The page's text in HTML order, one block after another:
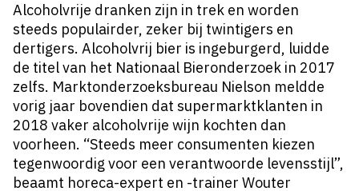
Alcoholvrije dranken zijn in trek en worden
steeds populairder, zeker bij twintigers en
dertigers. Alcoholvrij bier is ingeburgerd, luidde
de titel van het Nationaal Bieronderzoek in 2017
zelfs. Marktonderzoeksbureau Nielson meldde
vorig jaar bovendien dat supermarktklanten in
2018 vaker alcoholvrije wijn kochten dan
voorheen. “Steeds meer consumenten kiezen
tegenwoordig voor een verantwoorde levensstijl”,
beaamt horeca-expert en -trainer Wouter